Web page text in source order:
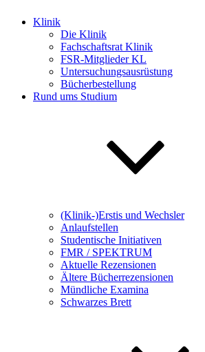
Klinik
Die Klinik
Fachschaftsrat Klinik
FSR-Mitglieder KL
Untersuchungsausrüstung
Bücherbestellung
Rund ums Studium
(Klinik-)Erstis und Wechsler
Anlaufstellen
Studentische Initiativen
FMR / SPEKTRUM
Aktuelle Rezensionen
Ältere Bücherrezensionen
Mündliche Examina
Schwarzes Brett